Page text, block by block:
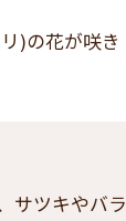
)の花が咲き
サツキやバラ